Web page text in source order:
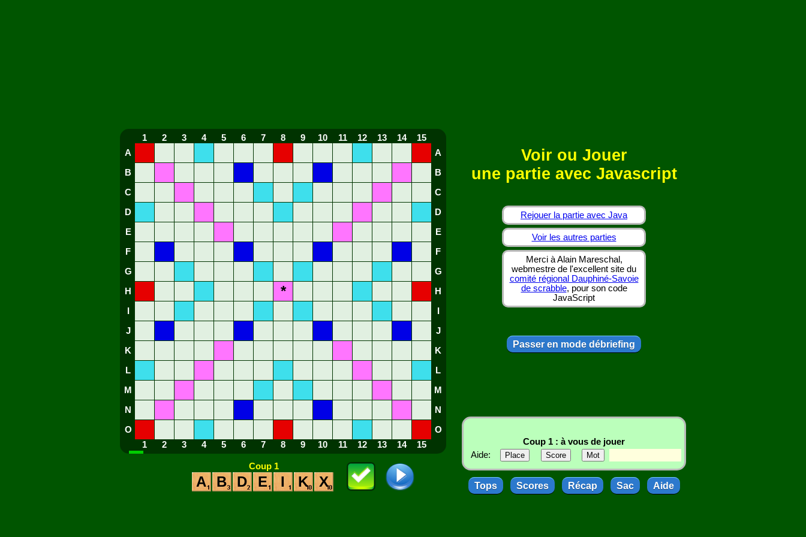
1 2 3 4 5 6 7 8 9 10 11 12 13 14
15
A
A
B B
C C
D D
E E
F F
G G
H * H
J J
K K
L L
M M
N N
O
O
1
2 3 4 5 6 7 8 9 10 11 12 13 14 15
Coup 1
A B D E I K X
Voir ou Jouer
une partie avec Javascript
Rejouer la partie avec Java
Voir les autres parties
Merci à Alain Mareschal,
webmestre de l'excellent site du
comité régional Dauphiné-Savoie
de scrabble, pour son code
JavaScript
Passer en mode débriefing
Coup 1 : à vous de jouer
Aide:
Tops Scores Récap Sac Aide